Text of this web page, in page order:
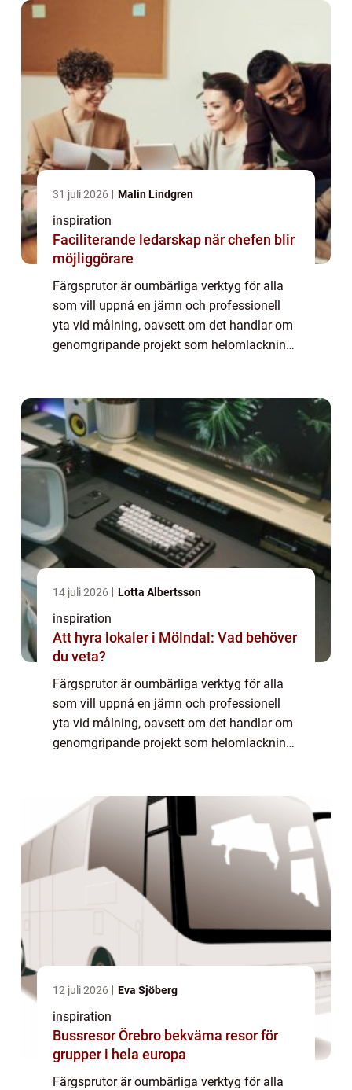
31 juli 2026 Malin Lindgren
inspiration
Faciliterande ledarskap när chefen blir
möjliggörare
Färgsprutor är oumbärliga verktyg för alla
som vill uppnå en jämn och professionell
yta vid målning, oavsett om det handlar om
genomgripande projekt som helomlackning
14 juli 2026 Lotta Albertsson
inspiration
Att hyra lokaler i Mölndal: Vad behöver
du veta?
Färgsprutor är oumbärliga verktyg för alla
som vill uppnå en jämn och professionell
yta vid målning, oavsett om det handlar om
genomgripande projekt som helomlackning
12 juli 2026 Eva Sjöberg
inspiration
Bussresor Örebro bekväma resor för
grupper i hela europa
Färgsprutor är oumbärliga verktyg för alla